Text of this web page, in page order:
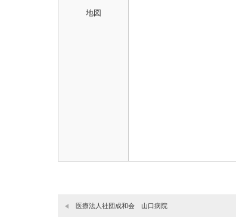
地図
医療法人社団成和会 山口病院